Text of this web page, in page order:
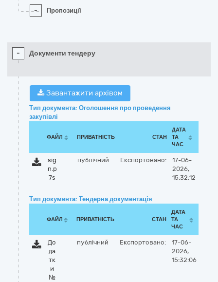
- Пропозиції
- Документи тендеру
Завантажити архівом
Тип документа: Оголошення про проведення
закупівлі
ФАЙЛ ПРИВАТНІСТЬ СТАН
ДАТА
ТА
ЧАС
sig
n.p
7s
публічний Експортовано:
17-06-
2026,
15:32:12
Тип документа: Тендерна документація
ФАЙЛ ПРИВАТНІСТЬ СТАН
ДАТА
ТА
ЧАС
До
да
тк
и
№
публічний Експортовано:
17-06-
2026,
15:32:06